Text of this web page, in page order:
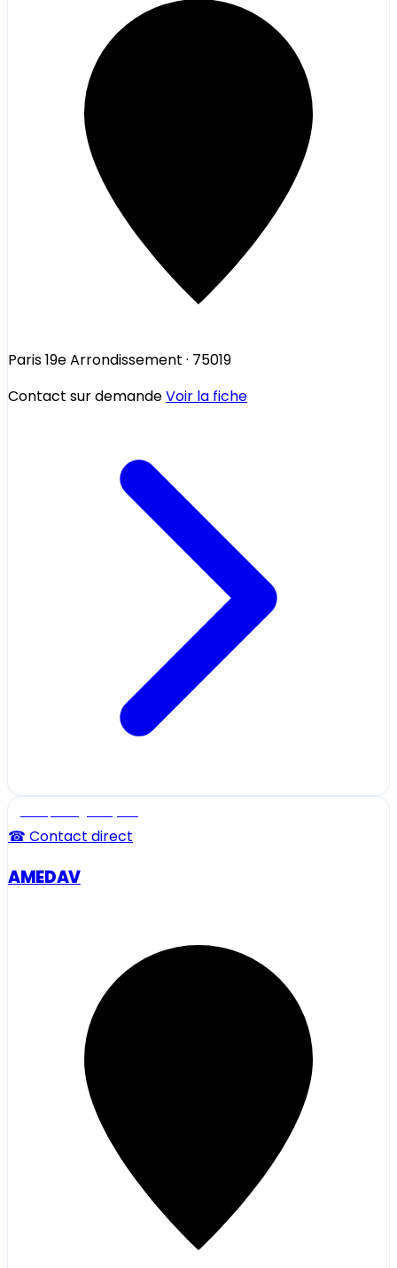
Paris 19e Arrondissement · 75019
Contact sur demandeVoir la fiche
☎ Contact direct
AMEDAV